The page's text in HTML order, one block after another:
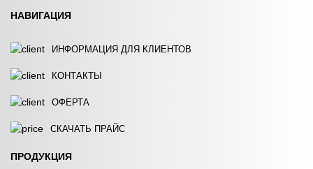
НАВИГАЦИЯ
ИНФОРМАЦИЯ ДЛЯ КЛИЕНТОВ
КОНТАКТЫ
ОФЕРТА
СКАЧАТЬ ПРАЙС
ПРОДУКЦИЯ